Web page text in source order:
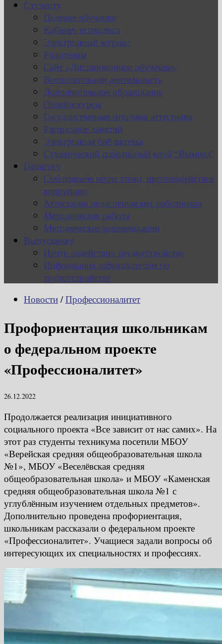
Студенту
Целевое обучение
Кабинет психолога
Электронный журнал
Родителям
Сайт «Дистанционное обучение»
Воспитательная деятельность
Дополнительное образование
Онлайн-курсы
Государственная итоговая аттестация
Расписание занятий
Электронная библиотека
Студенческий спортивный клуб “Вымпел”
Педагогу
Соблюдение норм этики, противодействие
коррупции
Аттестация педагогических работников
Методическая работа
Методические рекомендации
Выпускнику
Центр содействия трудоустройству
Информация работодателям по
трудоустройству
Новости / Профессионалитет
Профориентация школьникам
о федеральном проекте
«Профессионалитет»
26.12.2022
Продолжается реализация инициативного
социального проекта «Все зависит от нас самих». На
этот раз студенты техникума посетили МБОУ
«Верейская средняя общеобразовательная школа
№1», МБОУ «Веселёвская средняя
общеобразовательная школа» и МБОУ «Каменская
средняя общеобразовательная школа №1 с
углублённым изучением отдельных предметов».
Дополнительно проведена профориентация,
школьникам рассказали о федеральном проекте
«Профессионалитет». Учащиеся задали вопросы об
интересующих их специальностях и профессиях.